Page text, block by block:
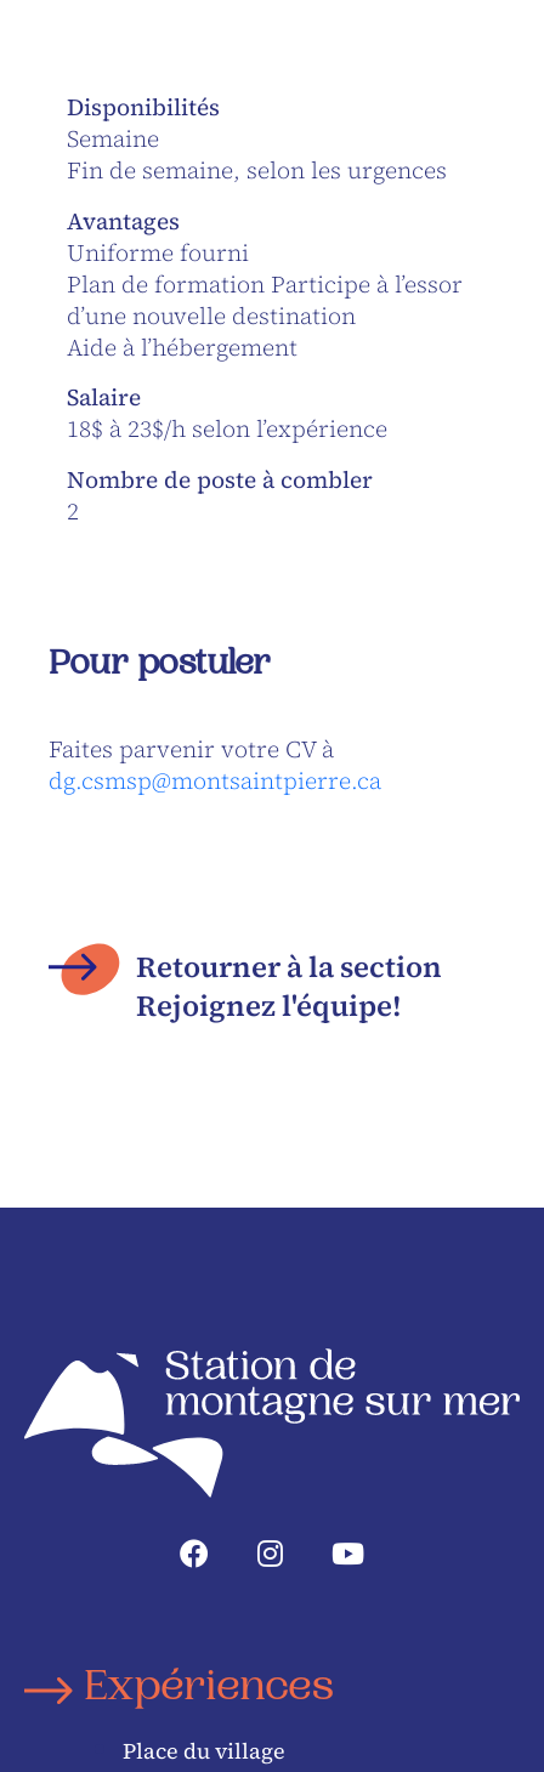
Disponibilités
Semaine
Fin de semaine, selon les urgences
Avantages
Uniforme fourni
Plan de formation Participe à l’essor
d’une nouvelle destination
Aide à l’hébergement
Salaire
18$ à 23$/h selon l’expérience
Nombre de poste à combler
2
Pour postuler
Faites parvenir votre CV à
dg.csmsp@montsaintpierre.ca
Retourner à la section
Rejoignez l'équipe!
Expériences
Place du village